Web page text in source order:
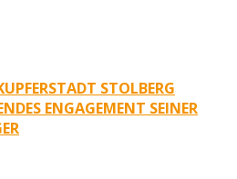
STOLBERG
ENGAGEMENT SEINER